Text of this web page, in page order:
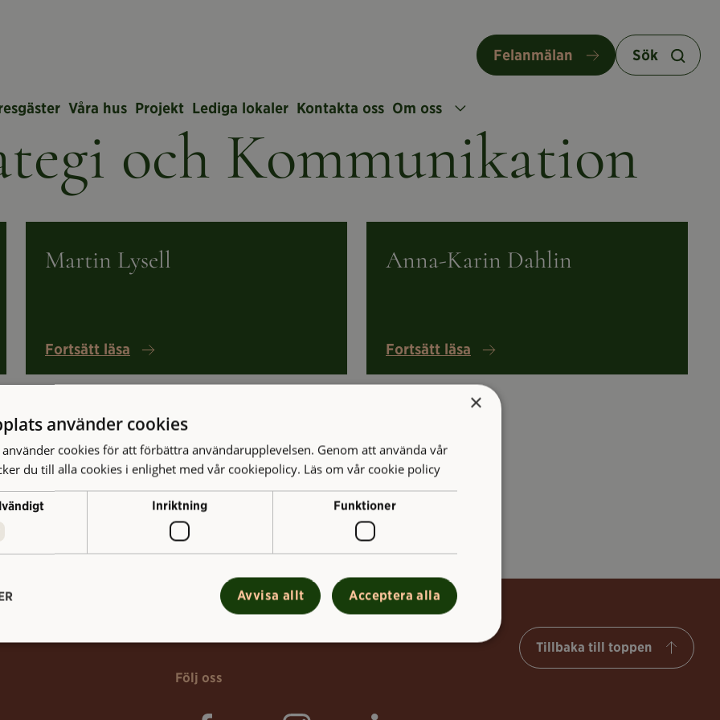
Felanmälan Sök
Våra hus Projekt Lediga lokaler Kontakta oss Om oss
och Kommunikation
Läs
Martin
LysellMartin Lysell
Fortsätt läsa
Läs
Anna-
KarinAnna-Karin Dahlin
Fortsätt läsa
Tillbaka till toppen
Följ oss
×
använder cookies
cookies för att förbättra användarupplevelsen. Genom att använda vår
du till alla cookies i enlighet med vår cookiepolicy. Läs om vår cookie policy
Inriktning Funktioner
Acceptera alla
Avvisa allt